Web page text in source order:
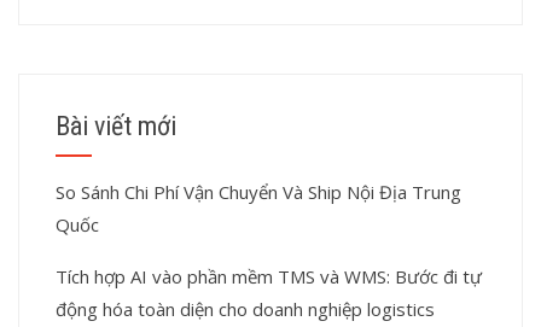
Bài viết mới
So Sánh Chi Phí Vận Chuyển Và Ship Nội Địa Trung
Quốc
Tích hợp AI vào phần mềm TMS và WMS: Bước đi tự
động hóa toàn diện cho doanh nghiệp logistics